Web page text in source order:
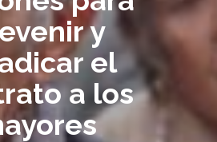
y
el
a los